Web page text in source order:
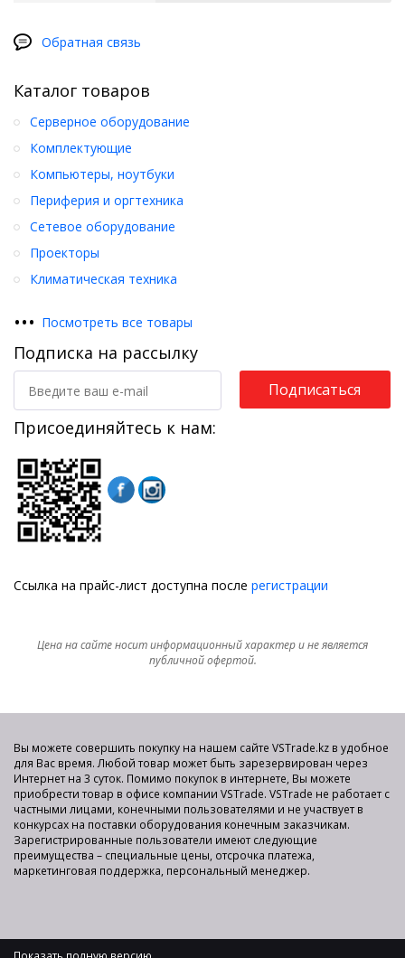
Обратная связь
Каталог товаров
Серверное оборудование
Комплектующие
Компьютеры, ноутбуки
Периферия и оргтехника
Сетевое оборудование
Проекторы
Климатическая техника
••• Посмотреть все товары
Подписка на рассылку
Подписаться
Присоединяйтесь к нам:
Ссылка на прайс-лист доступна после регистрации
Цена на сайте носит информационный характер и не является
публичной офертой.
Вы можете совершить покупку на нашем сайте VSTrade.kz в удобное
для Вас время. Любой товар может быть зарезервирован через
Интернет на 3 суток. Помимо покупок в интернете, Вы можете
приобрести товар в офисе компании VSTrade. VSTrade не работает с
частными лицами, конечными пользователями и не участвует в
конкурсах на поставки оборудования конечным заказчикам.
Зарегистрированные пользователи имеют следующие
преимущества – специальные цены, отсрочка платежа,
маркетинговая поддержка, персональный менеджер.